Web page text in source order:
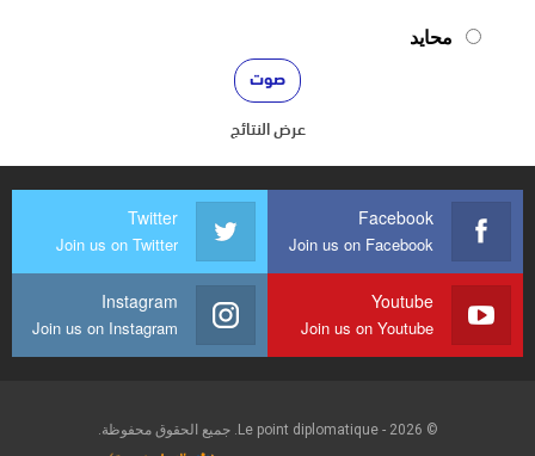
محايد
عرض النتائج
Facebook
Join us on Facebook
Twitter
Join us on Twitter
Youtube
Join us on Youtube
Instagram
Join us on Instagram
© 2026 - Le point diplomatique. جميع الحقوق محفوظة.